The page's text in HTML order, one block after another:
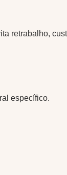
retrabalho,
específico.